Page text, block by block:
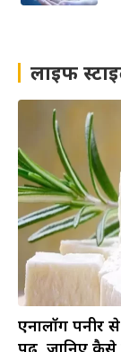
लाइफ
एनालॉग पनीर
पढ़ें, जानिए